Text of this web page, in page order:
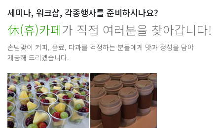
세미나, 워크샵, 각종행사를 준비하시나요?
休(휴)카페가 직접 여러분을 찾아갑니다!
손님맞이 커피, 음료, 다과를 걱정하는 분들에게 맛과 정성을 담아
제공해 드리겠습니다.